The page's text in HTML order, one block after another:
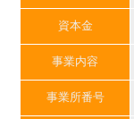
資本金
事業内容
事業所番号